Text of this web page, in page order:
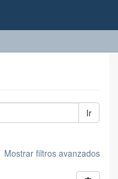
Ir
Mostrar filtros avanzados